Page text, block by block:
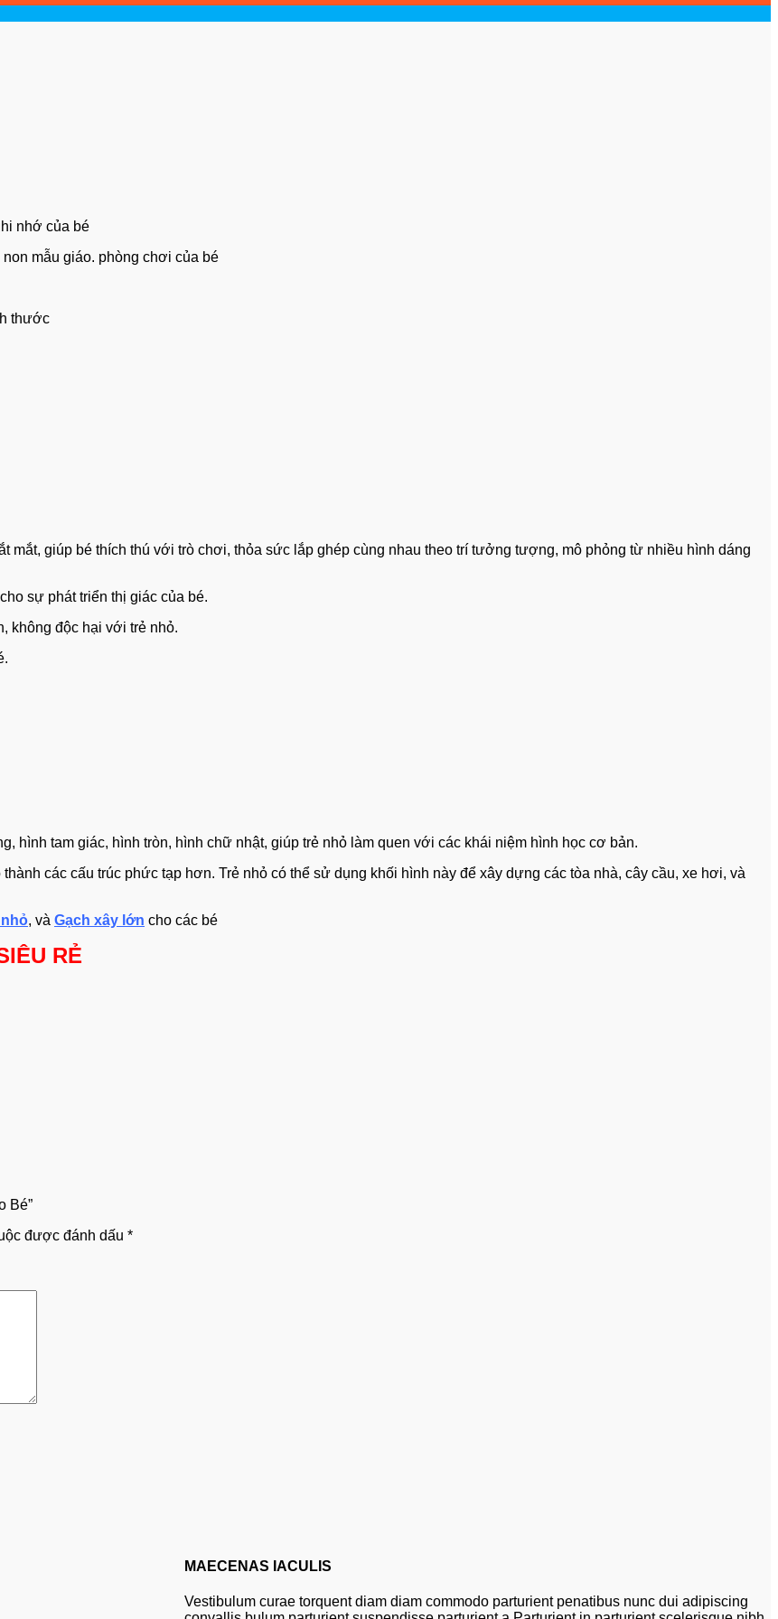
nhớ của bé
mẫu giáo. phòng chơi của bé
thước
mắt, giúp bé thích thú với trò chơi, thỏa sức lắp ghép cùng nhau theo trí tưởng tượng, mô phỏng từ nhiều hình dáng
sự phát triển thị giác của bé.
không độc hại với trẻ nhỏ.
hình tam giác, hình tròn, hình chữ nhật, giúp trẻ nhỏ làm quen với các khái niệm hình học cơ bản.
các cấu trúc phức tạp hơn. Trẻ nhỏ có thể sử dụng khối hình này để xây dựng các tòa nhà, cây cầu, xe hơi, và
, và Gạch xây lớn cho các bé
RẺ
Bé”
được đánh dấu *
MAECENAS IACULIS
Vestibulum curae torquent diam diam commodo parturient penatibus nunc dui adipiscing